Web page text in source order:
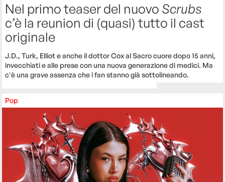
Nel primo teaser del nuovo Scrubs
c’è la reunion di (quasi) tutto il cast
originale
J.D., Turk, Elliot e anche il dottor Cox al Sacro cuore dopo 15 anni,
invecchiati e alle prese con una nuova generazione di medici. Ma
c'è una grave assenza che i fan stanno già sottolineando.
Pop